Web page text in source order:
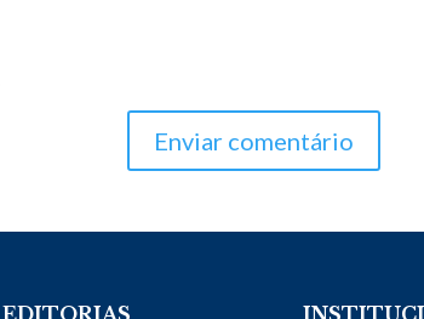
Enviar comentário